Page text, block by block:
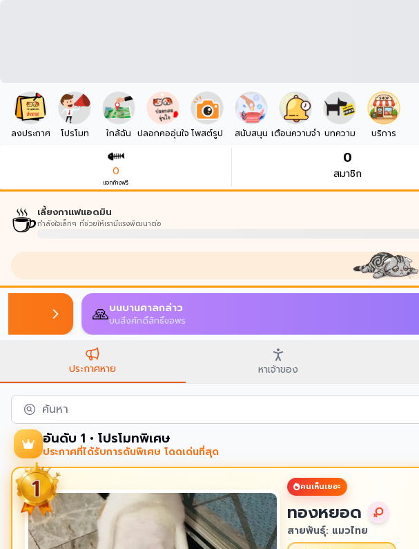
ลงประกาศ โปรโมท ใกล้ฉัน ปลอกคออุ่นใจ โพสต์รูป สนับสนุน เตือนความจำ บทความ บริการ
0
แจกก้างฟรี
0
สมาชิก
☕เลี้ยงกาแฟแอดมิน
กำลังใจเล็กๆ ที่ช่วยให้เรามีแรงพัฒนาต่อ
🙏บนบานศาลกล่าว
บนสิ่งศักดิ์สิทธิ์ขอพร
ประกาศหาย หาเจ้าของ
ค้นหา
อันดับ 1 • โปรโมทพิเศษ
ประกาศที่ได้รับการดันพิเศษ โดดเด่นที่สุด
คนเห็นเยอะ
ทองหยอด
สายพันธุ์: แมวไทย